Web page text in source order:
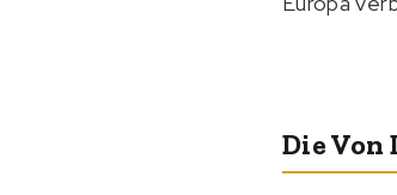
Die Von